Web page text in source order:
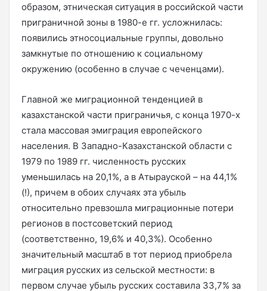
образом, этническая ситуация в российской части
приграничной зоны в 1980-е гг. усложнилась:
появились этносоциальные группы, довольно
замкнутые по отношению к социальному
окружению (особенно в случае с чеченцами).
Главной же миграционной тенденцией в
казахстанской части приграничья, с конца 1970-х
стала массовая эмиграция европейского
населения. В Западно-Казахстанской области с
1979 по 1989 гг. численность русских
уменьшилась на 20,1%, а в Атырауской – на 44,1%
(!), причем в обоих случаях эта убыль
относительно превзошла миграционные потери
регионов в постсоветский период
(соответственно, 19,6% и 40,3%). Особенно
значительный масштаб в тот период приобрела
миграция русских из сельской местности: в
первом случае убыль русских составила 33,7% за